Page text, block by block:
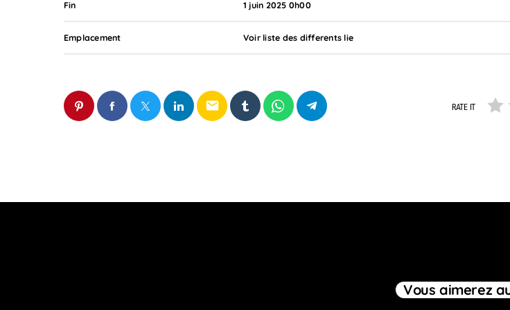
Fin 1 juin 2025 0h00
Emplacement Voir liste des differents lie
email RATE IT
Vous aimerez